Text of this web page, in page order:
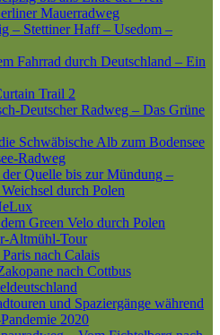
Mauerradweg
– Stettiner Haff – Usedom –
Fahrrad durch Deutschland – Ein
Trail 2
Deutscher Radweg – Das Grüne
Schwäbische Alb zum Bodensee
Radweg
Quelle bis zur Mündung –
durch Polen
Green Velo durch Polen
Altmühl-Tour
nach Calais
nach Cottbus
und Spaziergänge während
2020